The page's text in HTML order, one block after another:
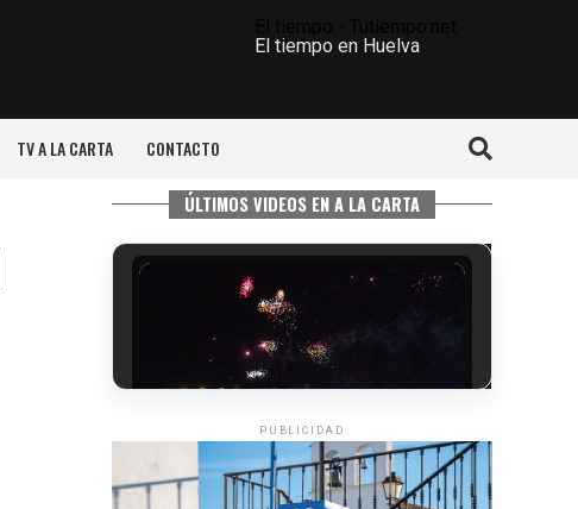
El tiempo en Huelva
TV A LA CARTA CONTACTO
ÚLTIMOS VIDEOS EN A LA CARTA
6º DÍA DE LAS FIESTAS COLOMBINAS
2026
PUBLICIDAD